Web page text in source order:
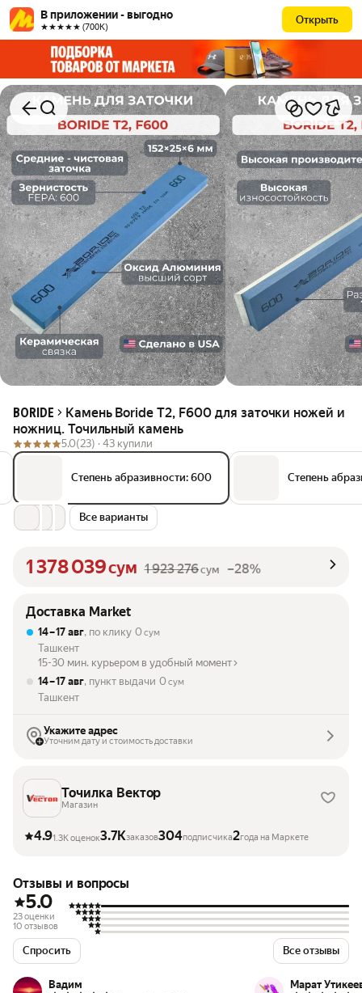
В приложении - выгодно
★★★★★ (700К)
Открыть
BORIDE
Камень Boride Т2, F600 для заточки ножей и
ножниц. Точильный камень
5.0(23) · 43 купили
Степень абразивности: 600 Степень
Все варианты
1 378 039сум 1 923 276сум –28%
Доставка Market
14 – 17 авг, по клику 0 сум
Ташкент
15-30 мин. курьером в удобный момент
14 – 17 авг, пункт выдачи 0 сум
Ташкент
Укажите адрес
Уточним дату и стоимость доставки
Точилка Вектор
Магазин
4.91.3K оценок3.7Kзаказов304подписчика2года на Маркете
Отзывы и вопросы
5.0
23 оценки
10 отзывов
Спросить Все отзывы
Вадим Марат